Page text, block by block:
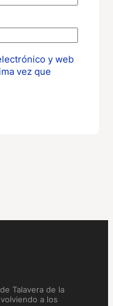
y web
vez que
Talavera de la
a los